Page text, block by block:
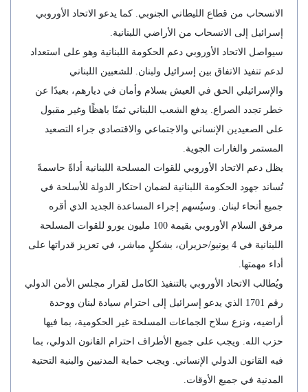
الانسحاب من قطاع الليطاني الجنوبي. كما يدعو الاتحاد الأوروبي
إسرائيل إلى الانسحاب من الأراضي اللبنانية.
سيواصل الاتحاد الأوروبي دعم الحكومة اللبنانية وهو على استعداد
لدعم تنفيذ الاتفاق بين إسرائيل ولبنان. للشعبين اللبناني
والإسرائيلي الحق في العيش بسلام وأمان في ديارهم، بعيدًا عن
خطر تجدد الصراع. يدفع الشعب اللبناني ثمنًا باهظًا وغير مقبول
على الصعيدين الإنساني والاجتماعي والاقتصادي جراء التصعيد
المستمر والغارات الجوية.
يظل دعم الاتحاد الأوروبي للقوات المسلحة اللبنانية أداةً حاسمةً
تُساند جهود الحكومة اللبنانية لضمان احتكار الدولة للأسلحة في
جميع أنحاء لبنان. وسيُسهم إجراء المساعدة الجديد الذي أقره
مرفق السلام الأوروبي بقيمة 100 مليون يورو للقوات المسلحة
اللبنانية في 4 يونيو/حزيران، بشكلٍ مباشر، في تعزيز قدراتها على
أداء مهمتها.
ويُطالب الاتحاد الأوروبي بالتنفيذ الكامل لقرار مجلس الأمن الدولي
رقم 1701 الذي يدعو إسرائيل إلى احترام سيادة لبنان ووحدة
أراضيه، ونزع سلاح الجماعات المسلحة غير الحكومية، بما فيها
حزب الله. ويجب على جميع الأطراف احترام القانون الدولي، بما
فيه القانون الدولي الإنساني. ويجب حماية المدنيين والبنية التحتية
المدنية في جميع الأوقات.